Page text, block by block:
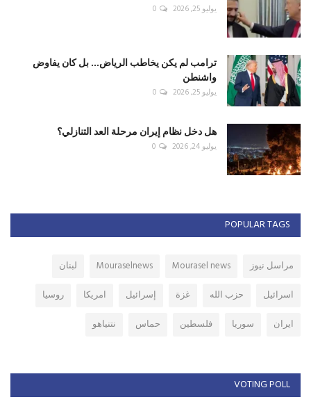
يوليو 25, 2026 0
ترامب لم يكن يخاطب الرياض... بل كان يفاوض
واشنطن
يوليو 25, 2026 0
هل دخل نظام إيران مرحلة العد التنازلي؟
يوليو 24, 2026 0
POPULAR TAGS
مراسل نيوز Mourasel news
Mouraselnews
لبنان
اسرائيل
حزب الله غزة إسرائيل امريكا
روسيا
ايران
سوريا فلسطين حماس نتنياهو
VOTING POLL